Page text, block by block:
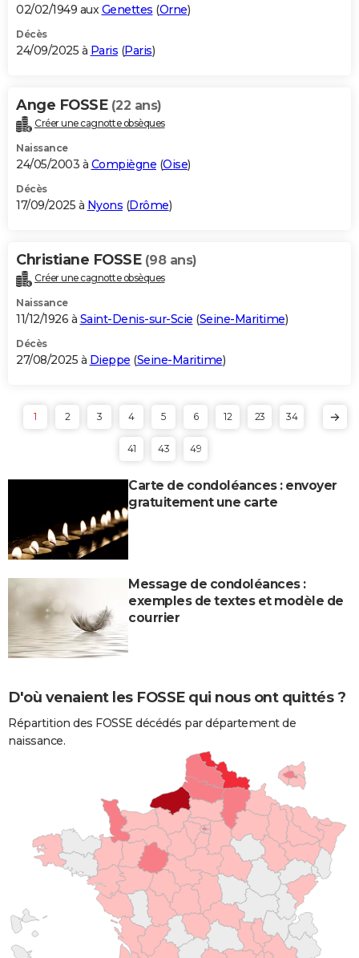
02/02/1949 auxGenettes (Orne)
Décès
24/09/2025 à Paris (Paris)
Ange FOSSE (22 ans)
Créer une cagnotte obsèques
Naissance
24/05/2003 à Compiègne (Oise)
Décès
17/09/2025 à Nyons (Drôme)
Christiane FOSSE (98 ans)
Créer une cagnotte obsèques
Naissance
11/12/1926 à Saint-Denis-sur-Scie (Seine-Maritime)
Décès
27/08/2025 à Dieppe (Seine-Maritime)
1 2 3 4 5 6 12 23 34
41 43 49
Carte de condoléances : envoyer
gratuitement une carte
Message de condoléances :
exemples de textes et modèle de
courrier
D'où venaient les FOSSE qui nous ont quittés ?
Répartition des FOSSE décédés par département de
naissance.